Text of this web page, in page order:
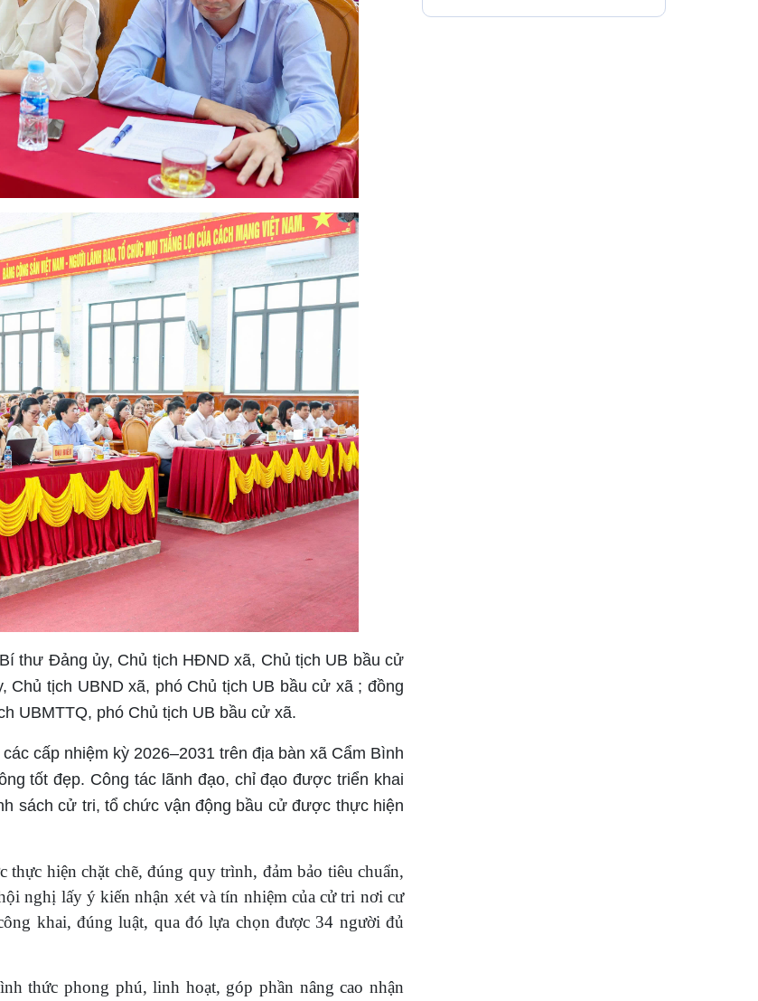
thư Đảng ủy, Chủ tịch HĐND xã, Chủ tịch UB bầu cử
Chủ tịch UBND xã, phó Chủ tịch UB bầu cử xã ; đồng
UBMTTQ, phó Chủ tịch UB bầu cử xã.
cấp nhiệm kỳ 2026–2031 trên địa bàn xã Cẩm Bình
tốt đẹp. Công tác lãnh đạo, chỉ đạo được triển khai
sách cử tri, tổ chức vận động bầu cử được thực hiện
hiện chặt chẽ, đúng quy trình, đảm bảo tiêu chuẩn,
nghị lấy ý kiến nhận xét và tín nhiệm của cử tri nơi cư
khai, đúng luật, qua đó lựa chọn được 34 người đủ
thức phong phú, linh hoạt, góp phần nâng cao nhận
TRƯỜNG CỦA DỰ